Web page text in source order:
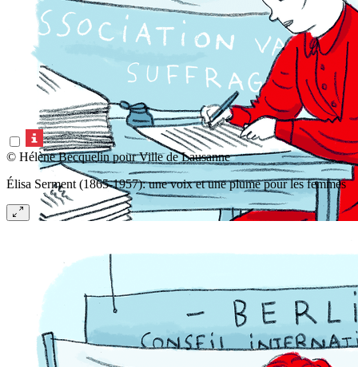
© Hélène Becquelin pour Ville de Lausanne
Élisa Serment (1865-1957): une voix et une plume pour les femmes